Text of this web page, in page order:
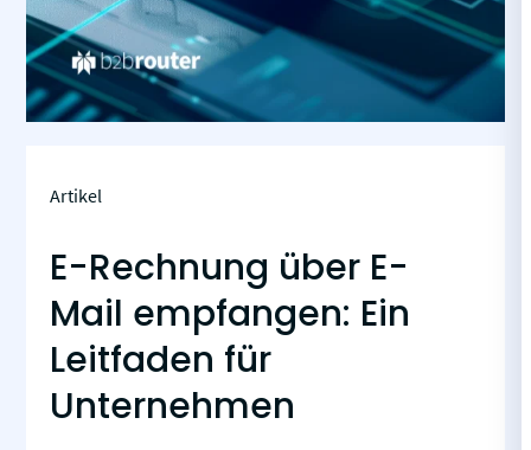
Artikel
E-Rechnung über E-
Mail empfangen: Ein
Leitfaden für
Unternehmen